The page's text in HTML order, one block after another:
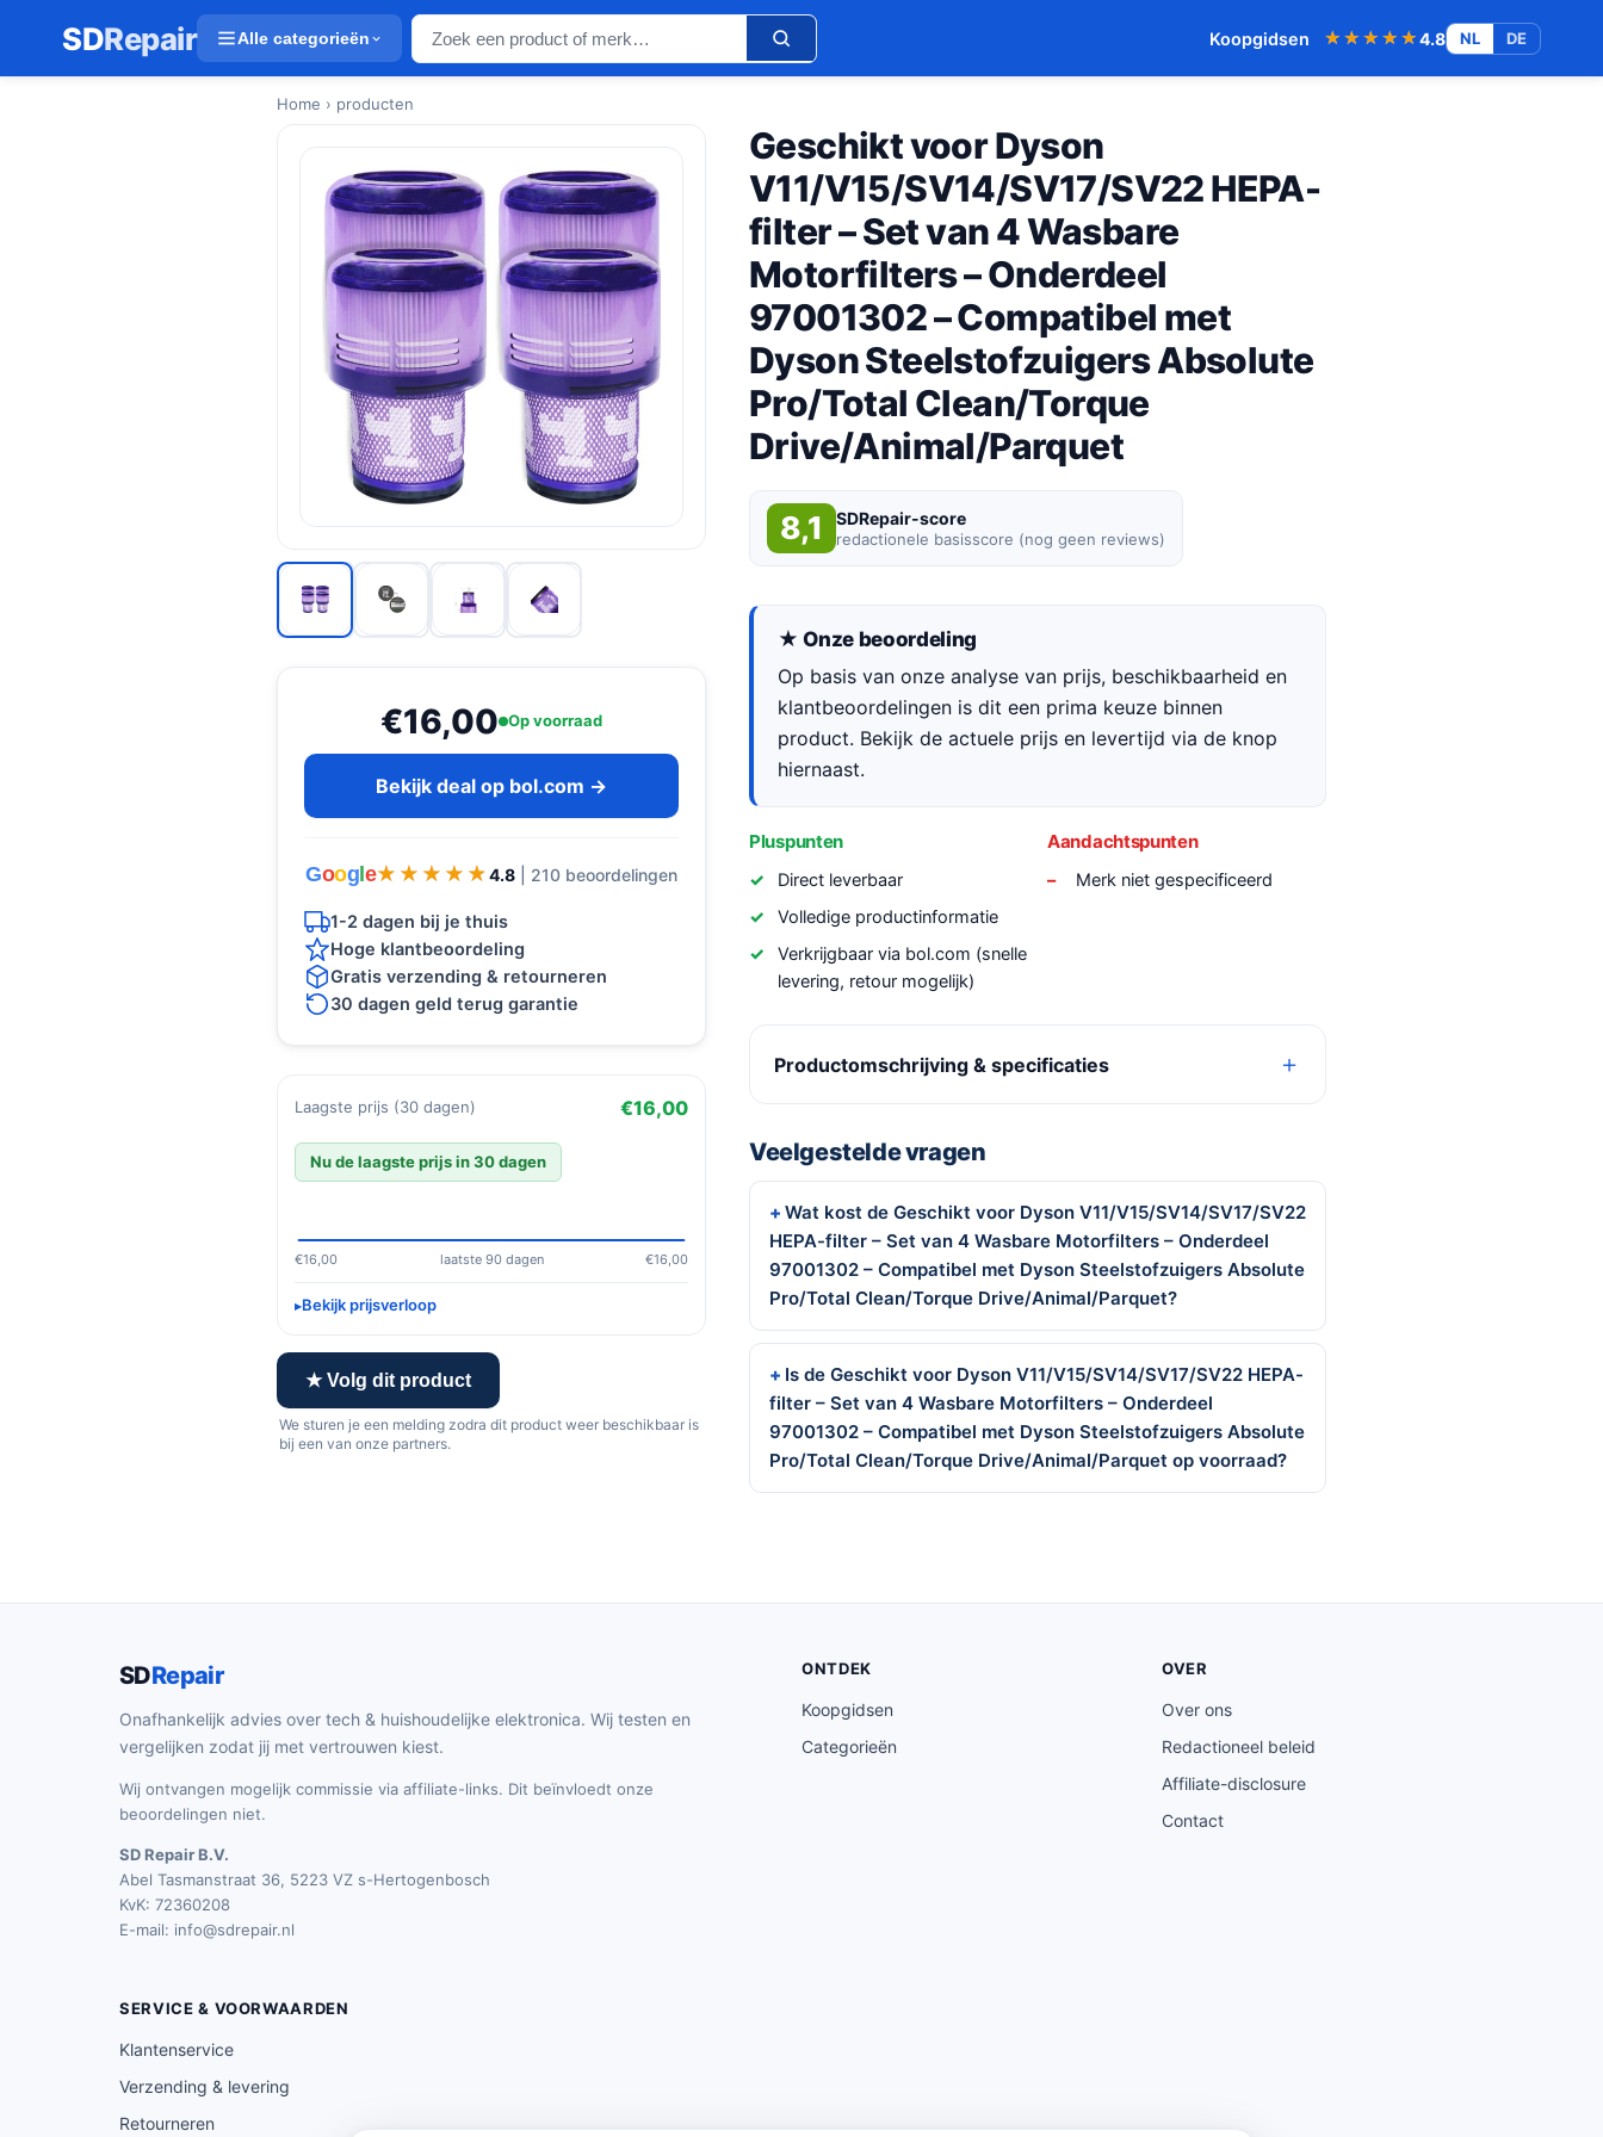
SDRepair Alle categorieën Koopgidsen ★★★★★
★★★★★4.8 NL DE
Home › producten
€16,00 Op voorraad
Bekijk deal op bol.com →
Google★★★★★
★★★★★ 4.8 | 210 beoordelingen
1-2 dagen bij je thuis
Hoge klantbeoordeling
Gratis verzending & retourneren
30 dagen geld terug garantie
Laagste prijs (30 dagen) €16,00
Nu de laagste prijs in 30 dagen
€16,00 laatste 90 dagen €16,00
Bekijk prijsverloop
★ Volg dit product
We sturen je een melding zodra dit product weer beschikbaar is
bij een van onze partners.
Geschikt voor Dyson
V11/V15/SV14/SV17/SV22 HEPA-
filter – Set van 4 Wasbare
Motorfilters – Onderdeel
97001302 – Compatibel met
Dyson Steelstofzuigers Absolute
Pro/Total Clean/Torque
Drive/Animal/Parquet
8,1 SDRepair-score
redactionele basisscore (nog geen reviews)
★ Onze beoordeling
Op basis van onze analyse van prijs, beschikbaarheid en
klantbeoordelingen is dit een prima keuze binnen
product. Bekijk de actuele prijs en levertijd via de knop
hiernaast.
Pluspunten
Direct leverbaar
Volledige productinformatie
Verkrijgbaar via bol.com (snelle
levering, retour mogelijk)
Aandachtspunten
Merk niet gespecificeerd
Productomschrijving & specificaties
Veelgestelde vragen
Wat kost de Geschikt voor Dyson V11/V15/SV14/SV17/SV22
HEPA-filter – Set van 4 Wasbare Motorfilters – Onderdeel
97001302 – Compatibel met Dyson Steelstofzuigers Absolute
Pro/Total Clean/Torque Drive/Animal/Parquet?
Is de Geschikt voor Dyson V11/V15/SV14/SV17/SV22 HEPA-
filter – Set van 4 Wasbare Motorfilters – Onderdeel
97001302 – Compatibel met Dyson Steelstofzuigers Absolute
Pro/Total Clean/Torque Drive/Animal/Parquet op voorraad?
SDRepair
Onafhankelijk advies over tech & huishoudelijke elektronica. Wij testen en
vergelijken zodat jij met vertrouwen kiest.
Wij ontvangen mogelijk commissie via affiliate-links. Dit beïnvloedt onze
beoordelingen niet.
SD Repair B.V.
Abel Tasmanstraat 36, 5223 VZ s-Hertogenbosch
KvK: 72360208
E-mail: info@sdrepair.nl
ONTDEK
Koopgidsen
Categorieën
OVER
Over ons
Redactioneel beleid
Affiliate-disclosure
Contact
SERVICE & VOORWAARDEN
Klantenservice
Verzending & levering
Retourneren